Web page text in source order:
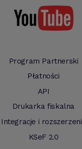
Program Partnerski
Płatności
API
Drukarka fiskalna
Integracje i
KSeF 2.0